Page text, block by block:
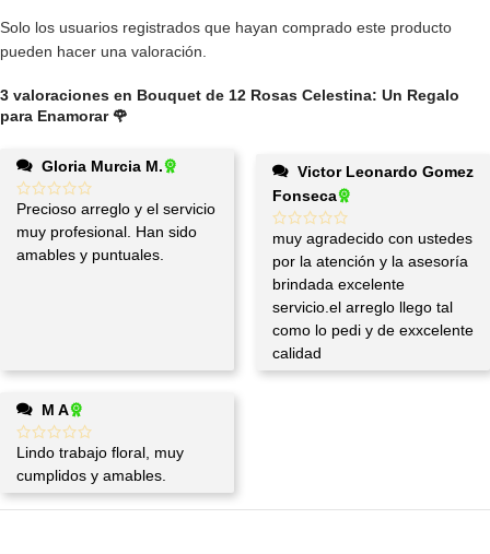
3 valoraciones en Bouquet de 12 Rosas Celestina: Un Regalo
para Enamorar 🌹
Gloria Murcia M.
Precioso arreglo y el servicio
muy profesional. Han sido
amables y puntuales.
Fonseca
muy agradecido con ustedes
por la atención y la asesoría
brindada excelente
servicio.el arreglo llego tal
como lo pedi y de exxcelente
calidad
M A
Lindo trabajo floral, muy
cumplidos y amables.
Solo los usuarios registrados que hayan comprado este producto
pueden hacer una valoración.